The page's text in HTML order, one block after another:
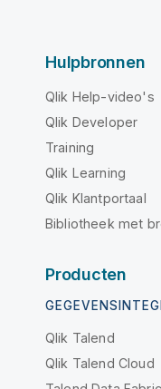
Hulpbronnen
Qlik Help-video's
Qlik Developer
Training
Qlik Learning
Qlik Klantportaal
Bibliotheek met
Producten
Qlik Talend
Qlik Talend Cloud